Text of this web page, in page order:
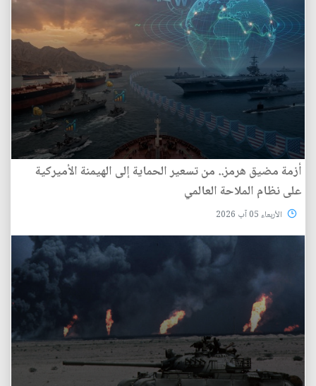
أزمة مضيق هرمز.. من تسعير الحماية إلى الهيمنة الأميركية
على نظام الملاحة العالمي
الأربعاء 05 آب 2026